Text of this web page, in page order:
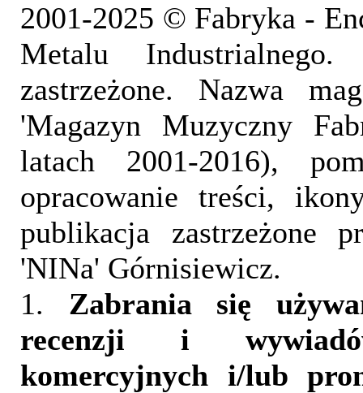
2001-2025 © Fabryka -
Metalu
zastrzeżone. Nazwa
'Magazyn Muzyczny
latach 2001-2016),
opracowanie treści,
publikacja zastrzeżone
'NINa' Górnisiewicz.
1. Zabrania się
recenzji i
komercyjnych i/lub